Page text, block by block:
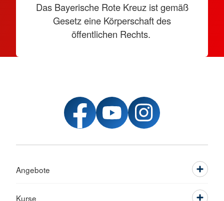
Das Bayerische Rote Kreuz ist gemäß
Gesetz eine Körperschaft des
öffentlichen Rechts.
Angebote
Kurse